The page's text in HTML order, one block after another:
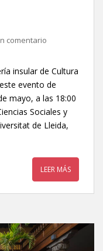
comentario
insular de Cultura
evento de
mayo, a las 18:00
Sociales y
de Lleida,
LEER MÁS